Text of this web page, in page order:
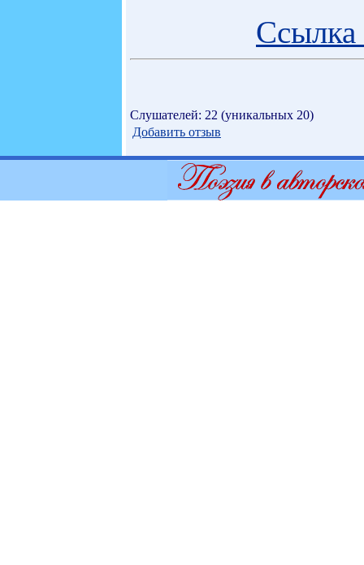
Ссылка
Слушателей: 22 (уникальных 20)
Добавить отзыв